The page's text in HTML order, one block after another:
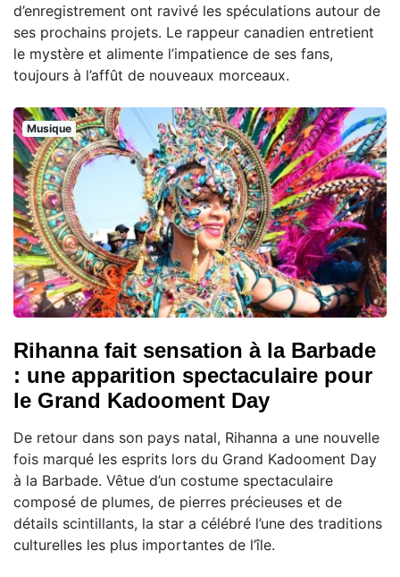
d’enregistrement ont ravivé les spéculations autour de
ses prochains projets. Le rappeur canadien entretient
le mystère et alimente l’impatience de ses fans,
toujours à l’affût de nouveaux morceaux.
Musique
Rihanna fait sensation à la Barbade
: une apparition spectaculaire pour
le Grand Kadooment Day
De retour dans son pays natal, Rihanna a une nouvelle
fois marqué les esprits lors du Grand Kadooment Day
à la Barbade. Vêtue d’un costume spectaculaire
composé de plumes, de pierres précieuses et de
détails scintillants, la star a célébré l’une des traditions
culturelles les plus importantes de l’île.